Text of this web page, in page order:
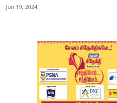
Jun 19, 2024